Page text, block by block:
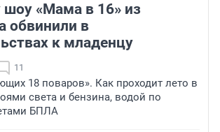
шоу «Мама в 16» из
обвинили в
к младенцу
11
18 поваров». Как проходит лето в
света и бензина, водой по
БПЛА